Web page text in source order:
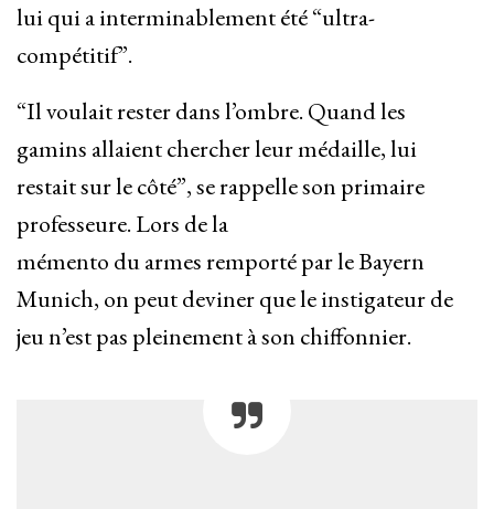
lui qui a interminablement été “ultra-
compétitif”.
“Il voulait rester dans l’ombre. Quand les
gamins allaient chercher leur médaille, lui
restait sur le côté”, se rappelle son primaire
professeure. Lors de la
mémento du armes remporté par le Bayern
Munich, on peut deviner que le instigateur de
jeu n’est pas pleinement à son chiffonnier.